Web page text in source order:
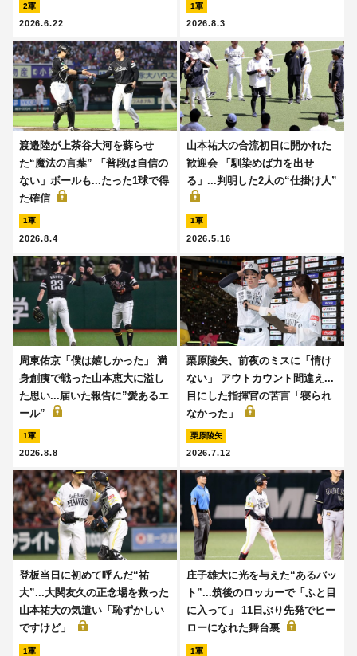
2軍
2026.6.22
1軍
2026.8.3
渡邉陸が上茶谷大河を蘇らせ
た“魔法の言葉” 「普段は自信の
ない」ボールも...たった1球で得
た確信
1軍
2026.8.4
山本祐大の合流初日に開かれた
歓迎会 「馴染めば力を出せ
る」...判明した2人の“仕掛け人”
1軍
2026.5.16
周東佑京「僕は嬉しかった」 満
身創痍で戦った山本恵大に溢し
た思い...届いた報告に”愛あるエ
ール”
1軍
2026.8.8
栗原陵矢、前夜のミスに「情け
ない」 アウトカウント間違え...
目にした指揮官の苦言「寝られ
なかった」
栗原陵矢
2026.7.12
登板当日に初めて呼んだ“祐
大”...大関友久の正念場を救った
山本祐大の気遣い「恥ずかしい
ですけど」
1軍
庄子雄大に光を与えた“あるバッ
ト”...筑後のロッカーで「ふと目
に入って」 11日ぶり先発でヒー
ローになれた舞台裏
1軍